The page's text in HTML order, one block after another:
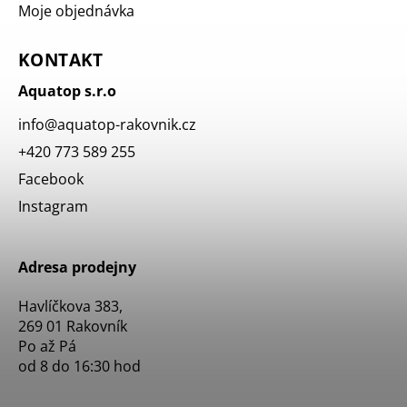
Moje objednávka
KONTAKT
Aquatop s.r.o
info@aquatop-rakovnik.cz
+420 773 589 255
Facebook
Instagram
Adresa prodejny
Havlíčkova 383,
269 01 Rakovník
Po až Pá
od 8 do 16:30 hod